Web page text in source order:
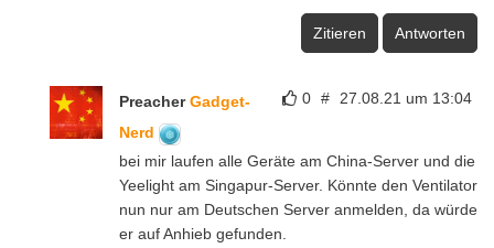
Zitieren Antworten
0 # 27.08.21 um 13:04
PreacherGadget-
Nerd
bei mir laufen alle Geräte am China-Server und die
Yeelight am Singapur-Server. Könnte den Ventilator
nun nur am Deutschen Server anmelden, da würde
er auf Anhieb gefunden.